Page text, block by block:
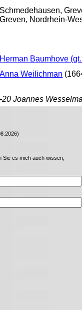
Schmedehausen,
Greven, Nordrhein-
Herman Baumhove
Anna Weilichman
Joannes
Sie es mich auch wissen,